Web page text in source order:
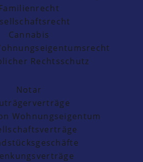
Cannabis
Rechtsschutz
Notar
Wohnungseigentum